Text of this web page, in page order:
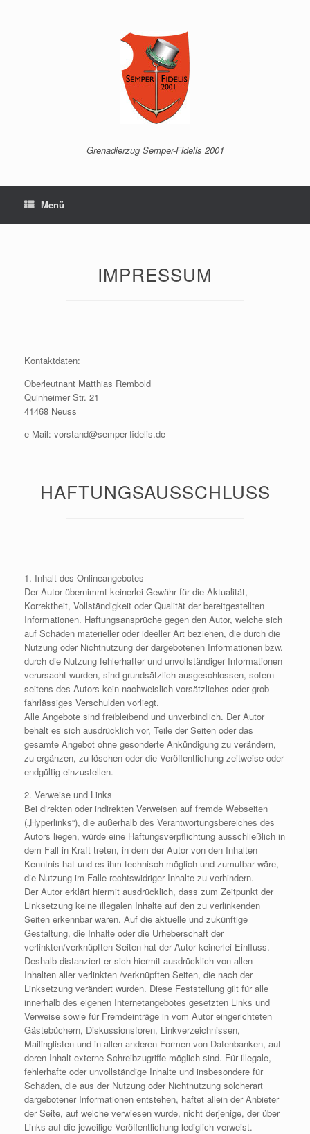
Grenadierzug Semper-Fidelis 2001
Menü
IMPRESSUM
Kontaktdaten:
Oberleutnant Matthias Rembold
Quinheimer Str. 21
41468 Neuss
e-Mail: vorstand@semper-fidelis.de
HAFTUNGSAUSSCHLUSS
1. Inhalt des Onlineangebotes
Der Autor übernimmt keinerlei Gewähr für die Aktualität,
Korrektheit, Vollständigkeit oder Qualität der bereitgestellten
Informationen. Haftungsansprüche gegen den Autor, welche sich
auf Schäden materieller oder ideeller Art beziehen, die durch die
Nutzung oder Nichtnutzung der dargebotenen Informationen bzw.
durch die Nutzung fehlerhafter und unvollständiger Informationen
verursacht wurden, sind grundsätzlich ausgeschlossen, sofern
seitens des Autors kein nachweislich vorsätzliches oder grob
fahrlässiges Verschulden vorliegt.
Alle Angebote sind freibleibend und unverbindlich. Der Autor
behält es sich ausdrücklich vor, Teile der Seiten oder das
gesamte Angebot ohne gesonderte Ankündigung zu verändern,
zu ergänzen, zu löschen oder die Veröffentlichung zeitweise oder
endgültig einzustellen.
2. Verweise und Links
Bei direkten oder indirekten Verweisen auf fremde Webseiten
(„Hyperlinks“), die außerhalb des Verantwortungsbereiches des
Autors liegen, würde eine Haftungsverpflichtung ausschließlich in
dem Fall in Kraft treten, in dem der Autor von den Inhalten
Kenntnis hat und es ihm technisch möglich und zumutbar wäre,
die Nutzung im Falle rechtswidriger Inhalte zu verhindern.
Der Autor erklärt hiermit ausdrücklich, dass zum Zeitpunkt der
Linksetzung keine illegalen Inhalte auf den zu verlinkenden
Seiten erkennbar waren. Auf die aktuelle und zukünftige
Gestaltung, die Inhalte oder die Urheberschaft der
verlinkten/verknüpften Seiten hat der Autor keinerlei Einfluss.
Deshalb distanziert er sich hiermit ausdrücklich von allen
Inhalten aller verlinkten /verknüpften Seiten, die nach der
Linksetzung verändert wurden. Diese Feststellung gilt für alle
innerhalb des eigenen Internetangebotes gesetzten Links und
Verweise sowie für Fremdeinträge in vom Autor eingerichteten
Gästebüchern, Diskussionsforen, Linkverzeichnissen,
Mailinglisten und in allen anderen Formen von Datenbanken, auf
deren Inhalt externe Schreibzugriffe möglich sind. Für illegale,
fehlerhafte oder unvollständige Inhalte und insbesondere für
Schäden, die aus der Nutzung oder Nichtnutzung solcherart
dargebotener Informationen entstehen, haftet allein der Anbieter
der Seite, auf welche verwiesen wurde, nicht derjenige, der über
Links auf die jeweilige Veröffentlichung lediglich verweist.